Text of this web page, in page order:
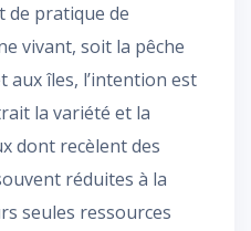
de pratique de
vivant, soit la pêche
aux îles, l’intention est
la variété et la
dont recèlent des
réduites à la
seules ressources